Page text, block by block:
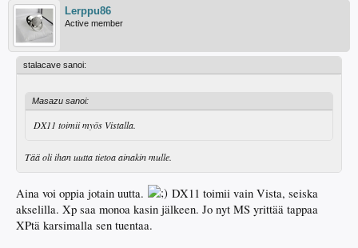
Lerppu86
Active member
stalacave sanoi:
Masazu sanoi:
DX11 toimii myös Vistalla.
Tää oli ihan uutta tietoa ainakin mulle.
Aina voi oppia jotain uutta.
DX11 toimii vain Vista, seiska
akselilla. Xp saa monoa kasin jälkeen. Jo nyt MS yrittää tappaa
XPtä karsimalla sen tuentaa.